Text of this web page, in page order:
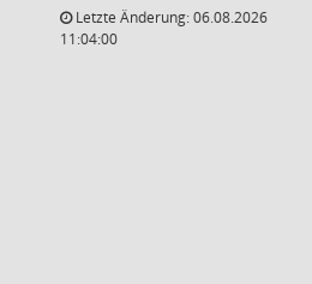
Letzte Änderung: 06.08.2026
11:04:00